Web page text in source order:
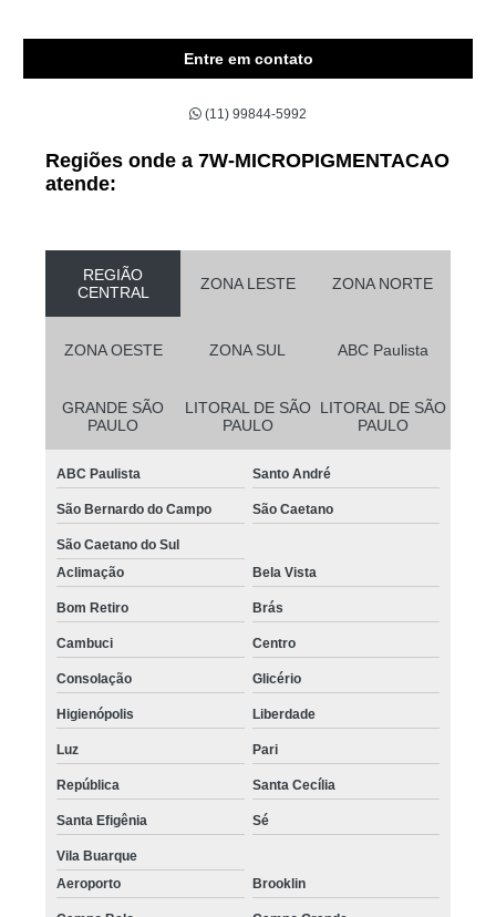
Entre em contato
(11) 99844-5992
Regiões onde a 7W-MICROPIGMENTACAO
atende:
REGIÃO
CENTRAL
ZONA LESTE ZONA NORTE
ZONA OESTE ZONA SUL ABC Paulista
GRANDE SÃO
PAULO
LITORAL DE SÃO
PAULO
LITORAL DE SÃO
PAULO
ABC Paulista Santo André
São Bernardo do Campo São Caetano
São Caetano do Sul
Aclimação
Bela Vista
Bom Retiro Brás
Cambuci Centro
Consolação Glicério
Higienópolis Liberdade
Luz Pari
República Santa Cecília
Santa Efigênia Sé
Vila Buarque
Aeroporto
Brooklin